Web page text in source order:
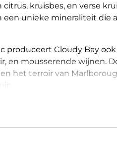
citrus, kruisbes, en verse
een unieke mineraliteit die
produceert Cloudy Bay
en mousserende wijnen.
het terroir van
de nadruk op kwaliteit
maatregelen om de